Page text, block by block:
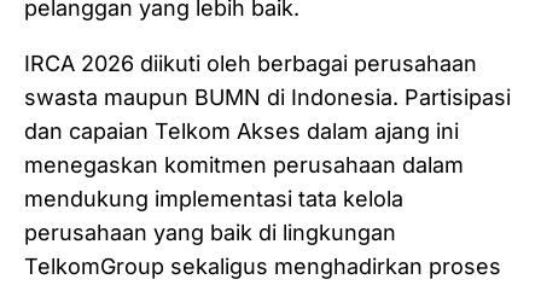
pelanggan yang lebih baik.
IRCA 2026 diikuti oleh berbagai perusahaan
swasta maupun BUMN di Indonesia. Partisipasi
dan capaian Telkom Akses dalam ajang ini
menegaskan komitmen perusahaan dalam
mendukung implementasi tata kelola
perusahaan yang baik di lingkungan
TelkomGroup sekaligus menghadirkan proses